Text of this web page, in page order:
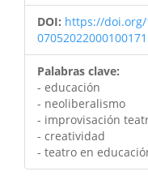
DOI: https://doi.org/
07052022000100171
Palabras clave:
- educación
- neoliberalismo
- improvisación
- creatividad
- teatro en